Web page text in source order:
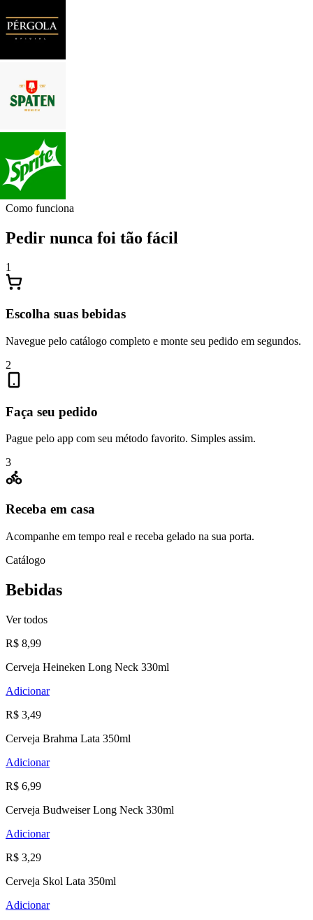
Como funciona
Pedir nunca foi tão fácil
1
Escolha suas bebidas
Navegue pelo catálogo completo e monte seu pedido em segundos.
2
Faça seu pedido
Pague pelo app com seu método favorito. Simples assim.
3
Receba em casa
Acompanhe em tempo real e receba gelado na sua porta.
Catálogo
Bebidas
Ver todos
R$ 8,99
Cerveja Heineken Long Neck 330ml
Adicionar
R$ 3,49
Cerveja Brahma Lata 350ml
Adicionar
R$ 6,99
Cerveja Budweiser Long Neck 330ml
Adicionar
R$ 3,29
Cerveja Skol Lata 350ml
Adicionar